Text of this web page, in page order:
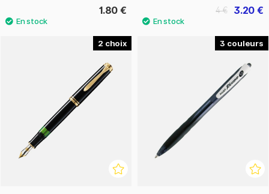
1.80 € 3.20 €
4 €
2 3